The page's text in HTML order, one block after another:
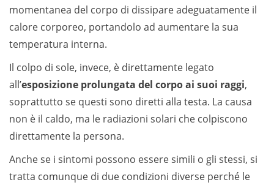
momentanea del corpo di dissipare adeguatamente il
calore corporeo, portandolo ad aumentare la sua
temperatura interna.
Il colpo di sole, invece, è direttamente legato
all’esposizione prolungata del corpo ai suoi raggi,
soprattutto se questi sono diretti alla testa. La causa
non è il caldo, ma le radiazioni solari che colpiscono
direttamente la persona.
Anche se i sintomi possono essere simili o gli stessi, si
tratta comunque di due condizioni diverse perché le